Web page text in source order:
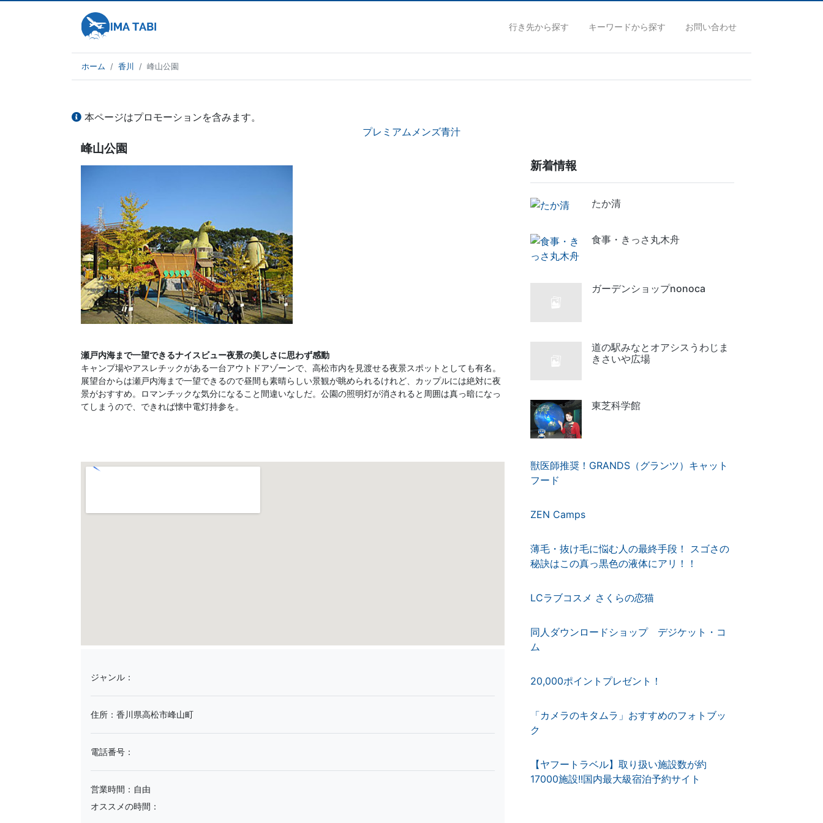
行き先から探す キーワードから探す お問い合わせ
ホーム 香川 峰山公園
本ページはプロモーションを含みます。
プレミアムメンズ青汁
峰山公園
瀬戸内海まで一望できるナイスビュー夜景の美しさに思わず感動
キャンプ場やアスレチックがある一台アウトドアゾーンで、高松市内を見渡せる夜景スポットとしても有名。
展望台からは瀬戸内海まで一望できるので昼間も素晴らしい景観が眺められるけれど、カップルには絶対に夜
景がおすすめ。ロマンチックな気分になること間違いなしだ。公園の照明灯が消されると周囲は真っ暗になっ
てしまうので、できれば懐中電灯持参を。
ジャンル：
住所：香川県高松市峰山町
電話番号：
営業時間：自由
オススメの時間：
新着情報
たか清
食事・きっさ丸木舟
ガーデンショップnonoca
道の駅みなとオアシスうわじま
きさいや広場
東芝科学館
獣医師推奨！GRANDS（グランツ）キャット
フード
ZEN Camps
薄毛・抜け毛に悩む人の最終手段！ スゴさの
秘訣はこの真っ黒色の液体にアリ！！
LCラブコスメ さくらの恋猫
同人ダウンロードショップ デジケット・コ
ム
20,000ポイントプレゼント！
「カメラのキタムラ」おすすめのフォトブッ
ク
【ヤフートラベル】取り扱い施設数が約
17000施設!!国内最大級宿泊予約サイト